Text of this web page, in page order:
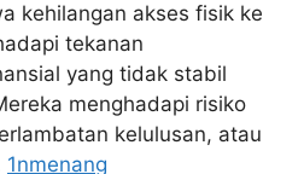
kehilangan akses fisik ke
tekanan
yang tidak stabil
menghadapi risiko
kelulusan, atau
1nmenang